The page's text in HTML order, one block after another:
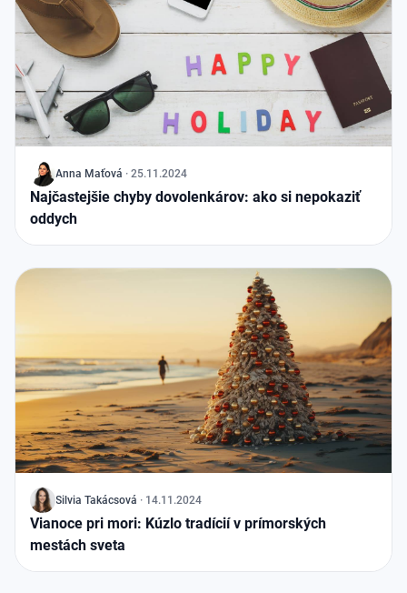
J Anna Maťová · 25.11.2024
Najčastejšie chyby dovolenkárov: ako si nepokaziť
oddych
J Silvia Takácsová · 14.11.2024
Vianoce pri mori: Kúzlo tradícií v prímorských
mestách sveta